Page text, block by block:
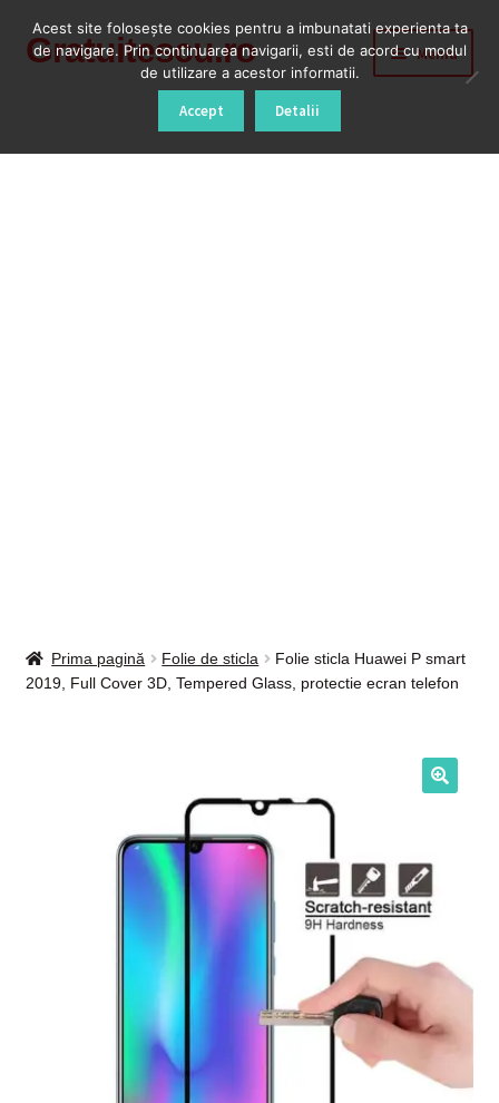
Sari
Sari
Gratuitescu.ro Meniu
Politica de utilizare cookie
Prima pagină Folie de sticla
Folie sticla Huawei P smart
2019, Full Cover 3D, Tempered Glass, protectie ecran telefon
Acest site foloseşte cookies pentru a imbunatati experienta ta
de navigare. Prin continuarea navigarii, esti de acord cu modul
de utilizare a acestor informatii.
Accept Detalii